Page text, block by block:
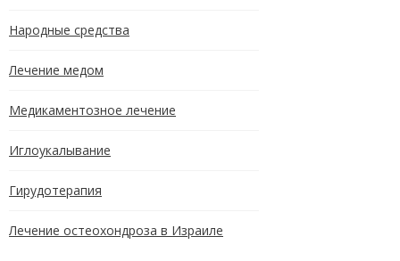
Народные средства
Лечение медом
Медикаментозное лечение
Иглоукалывание
Гирудотерапия
Лечение остеохондроза в Израиле